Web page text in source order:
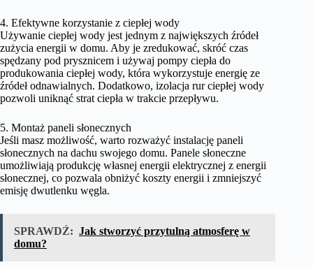
4. Efektywne korzystanie z ciepłej wody
Używanie ciepłej wody jest jednym z największych źródeł
zużycia energii w domu. Aby je zredukować, skróć czas
spędzany pod prysznicem i używaj pompy ciepła do
produkowania ciepłej wody, która wykorzystuje energię ze
źródeł odnawialnych. Dodatkowo, izolacja rur ciepłej wody
pozwoli uniknąć strat ciepła w trakcie przepływu.
5. Montaż paneli słonecznych
Jeśli masz możliwość, warto rozważyć instalację paneli
słonecznych na dachu swojego domu. Panele słoneczne
umożliwiają produkcję własnej energii elektrycznej z energii
słonecznej, co pozwala obniżyć koszty energii i zmniejszyć
emisję dwutlenku węgla.
SPRAWDŹ: Jak stworzyć przytulną atmosferę w
domu?